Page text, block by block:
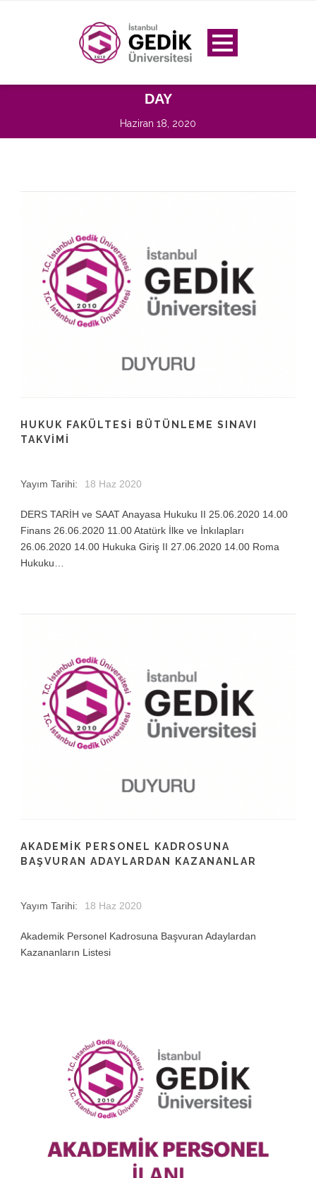
DAY
Haziran 18, 2020
HUKUK FAKÜLTESI BÜTÜNLEME SINAVI
TAKVIMI
Yayım Tarihi: 18 Haz 2020
DERS TARİH ve SAAT Anayasa Hukuku II 25.06.2020 14.00
Finans 26.06.2020 11.00 Atatürk İlke ve İnkılapları
26.06.2020 14.00 Hukuka Giriş II 27.06.2020 14.00 Roma
Hukuku…
AKADEMIK PERSONEL KADROSUNA
BAŞVURAN ADAYLARDAN KAZANANLAR
Yayım Tarihi: 18 Haz 2020
Akademik Personel Kadrosuna Başvuran Adaylardan
Kazananların Listesi